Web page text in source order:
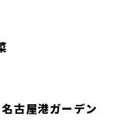
古屋港ガーデン